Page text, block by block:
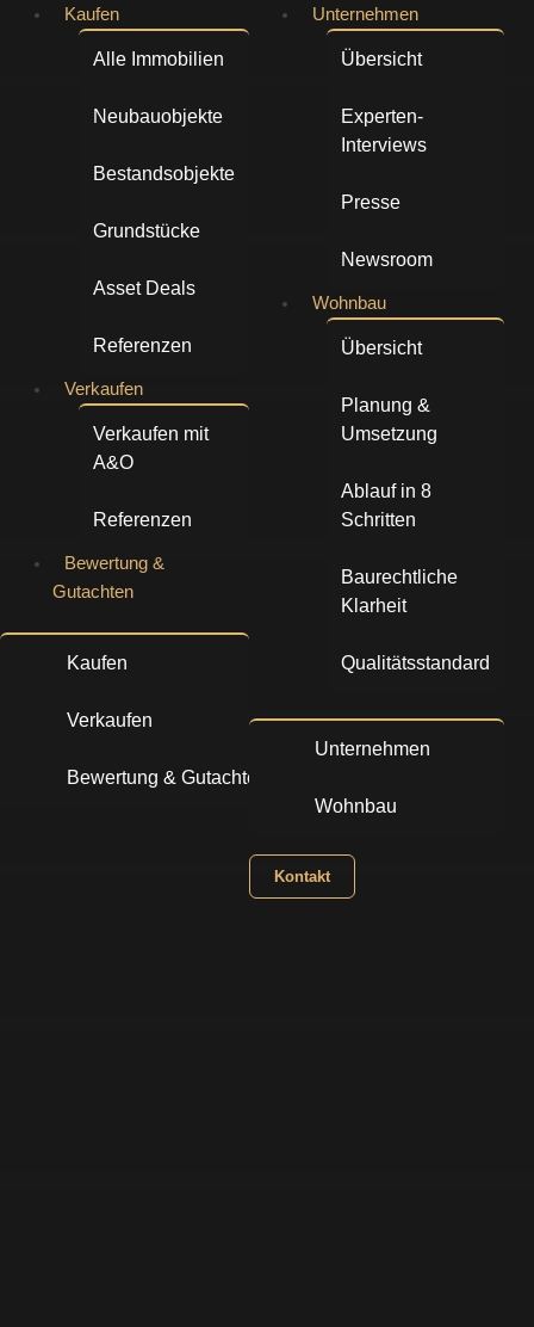
Kaufen
Alle Immobilien
Neubauobjekte
Bestandsobjekte
Grundstücke
Asset Deals
Referenzen
Verkaufen
Verkaufen mit
A&O
Referenzen
Bewertung &
Gutachten
Kaufen
Verkaufen
Bewertung & Gutachten
Unternehmen
Übersicht
Experten-
Interviews
Presse
Newsroom
Wohnbau
Übersicht
Planung &
Umsetzung
Ablauf in 8
Schritten
Baurechtliche
Klarheit​
Qualitätsstandard
Unternehmen
Wohnbau
Kontakt